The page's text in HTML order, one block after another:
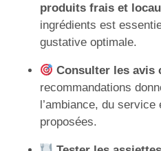
produits frais et
ingrédients est
gustative optimale.
Consulter les avis
recommandations
l’ambiance, du
proposées.